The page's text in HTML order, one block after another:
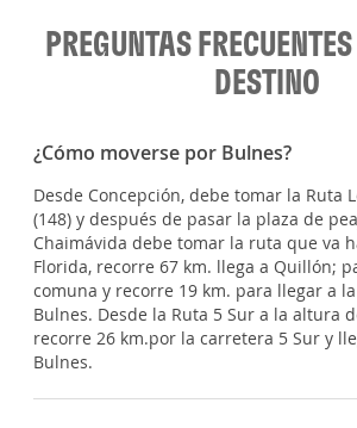
PREGUNTAS
DESTINO
¿Cómo moverse por Bulnes?
Desde Concepción, debe tomar la Ruta
(148) y después de pasar la plaza de
Chaimávida debe tomar la ruta que va
Florida, recorre 67 km. llega a Quillón;
comuna y recorre 19 km. para llegar a
Bulnes. Desde la Ruta 5 Sur a la altura
recorre 26 km.por la carretera 5 Sur y
Bulnes.